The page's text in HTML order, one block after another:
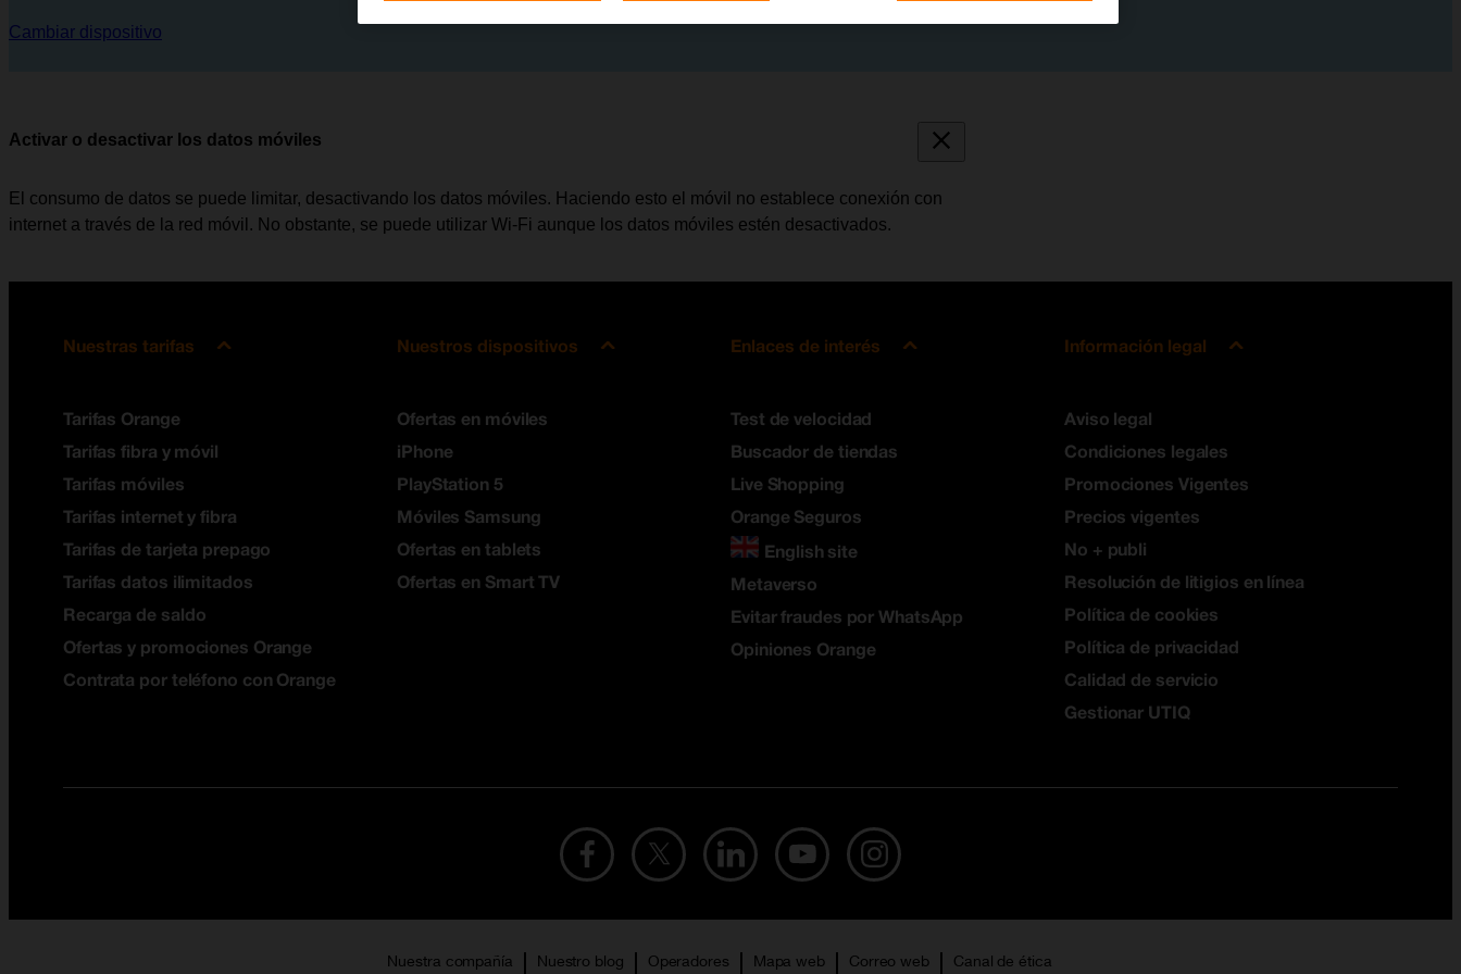
Cambiar dispositivo
Activar o desactivar los datos móviles
El consumo de datos se puede limitar, desactivando los datos móviles. Haciendo esto el móvil no establece conexión con
internet a través de la red móvil. No obstante, se puede utilizar Wi-Fi aunque los datos móviles estén desactivados.
Nuestras tarifas
Tarifas Orange
Tarifas fibra y móvil
Tarifas móviles
Tarifas internet y fibra
Tarifas de tarjeta prepago
Tarifas datos ilimitados
Recarga de saldo
Ofertas y promociones Orange
Contrata por teléfono con Orange
Nuestros dispositivos
Ofertas en móviles
iPhone
PlayStation 5
Móviles Samsung
Ofertas en tablets
Ofertas en Smart TV
Enlaces de interés
Test de velocidad
Buscador de tiendas
Live Shopping
Orange Seguros
English site
Metaverso
Evitar fraudes por WhatsApp
Opiniones Orange
Información legal
Aviso legal
Condiciones legales
Promociones Vigentes
Precios vigentes
No + publi
Resolución de litigios en línea
Política de cookies
Política de privacidad
Calidad de servicio
Gestionar UTIQ
Nuestra compañía Nuestro blog Operadores Mapa web Correo web Canal de ética